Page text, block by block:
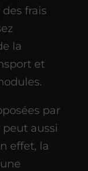
frais
la
et
par
aussi
effet, la